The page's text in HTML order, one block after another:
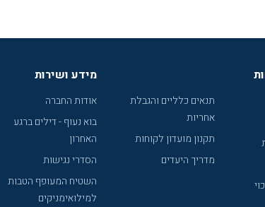
תנאים כלליים והגבלת
אחריות
תקנון מועדון לקוחות
מדריך היעדים
מידע ושירות
אודות החברה
בוא נעוף - דילים ברגע
האחרון
הסדרי נגישות
השטיח המעופף הטבות
למילואימניקים